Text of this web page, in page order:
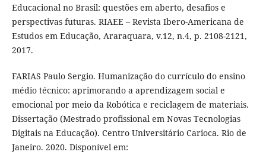
Educacional no Brasil: questões em aberto, desafios e
perspectivas futuras. RIAEE – Revista Ibero-Americana de
Estudos em Educação, Araraquara, v.12, n.4, p. 2108-2121,
2017.
FARIAS Paulo Sergio. Humanização do currículo do ensino
médio técnico: aprimorando a aprendizagem social e
emocional por meio da Robótica e reciclagem de materiais.
Dissertação (Mestrado profissional em Novas Tecnologias
Digitais na Educação). Centro Universitário Carioca. Rio de
Janeiro. 2020. Disponível em: